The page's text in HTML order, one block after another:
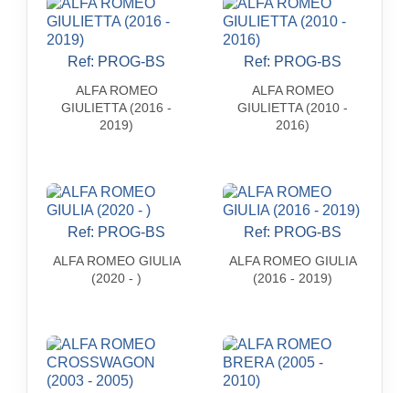
 Aperçu rapide
Ref: PROG-BS
ALFA ROMEO
GIULIETTA (2016 -
2019)
 Aperçu rapide
Ref: PROG-BS
ALFA ROMEO
GIULIETTA (2010 -
2016)
 Aperçu rapide
Ref: PROG-BS
ALFA ROMEO GIULIA
(2020 - )
 Aperçu rapide
Ref: PROG-BS
ALFA ROMEO GIULIA
(2016 - 2019)